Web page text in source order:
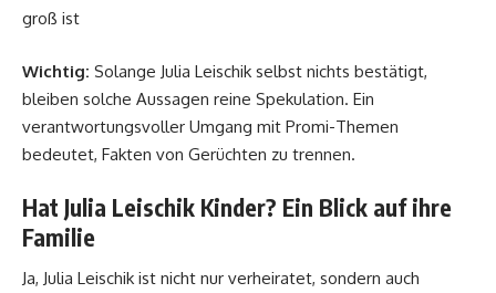
groß ist
Wichtig: Solange Julia Leischik selbst nichts bestätigt,
bleiben solche Aussagen reine Spekulation. Ein
verantwortungsvoller Umgang mit Promi-Themen
bedeutet, Fakten von Gerüchten zu trennen.
Hat Julia Leischik Kinder? Ein Blick auf ihre
Familie
Ja, Julia Leischik ist nicht nur verheiratet, sondern auch